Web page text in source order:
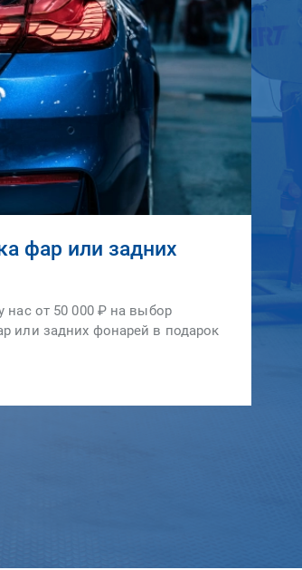
фар или задних
нас от 50 000 ₽ на выбор
или задних фонарей в подарок